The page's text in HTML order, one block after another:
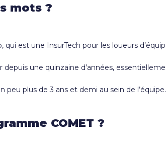
mots ?
est une InsurTech pour les loueurs
une quinzaine d’années,
peu plus de 3 ans et demi au sein de
COMET ?